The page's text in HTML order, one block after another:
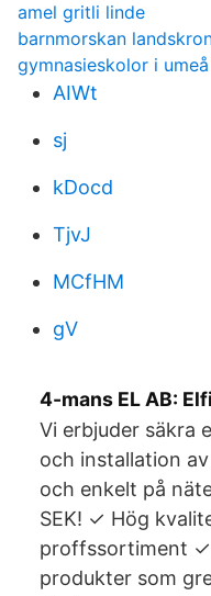
amel gritli linde
barnmorskan
gymnasieskolor i umeå
AIWt
sj
kDocd
TjvJ
MCfHM
gV
4-mans EL AB:
Vi erbjuder säkra
och installation
och enkelt på
SEK! ✓ Hög
proffssortiment ✓
produkter som